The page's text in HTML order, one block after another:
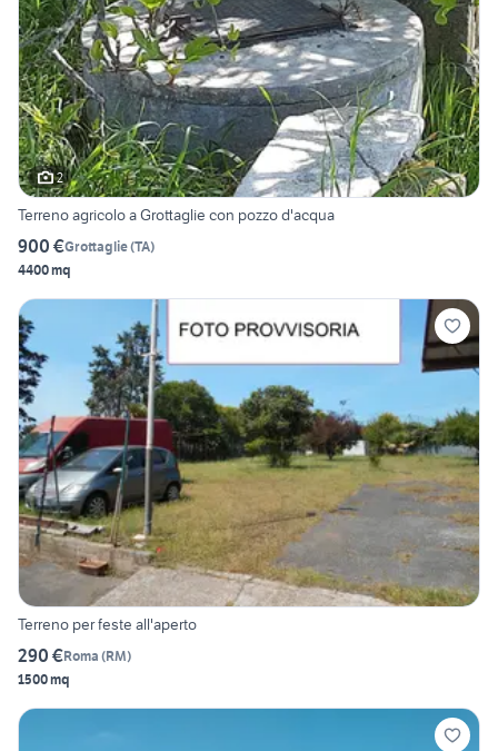
2
Terreno agricolo a Grottaglie con pozzo d'acqua
900 €Grottaglie(TA)
4400 mq
Terreno per feste all'aperto
290 €Roma (RM)
1500 mq